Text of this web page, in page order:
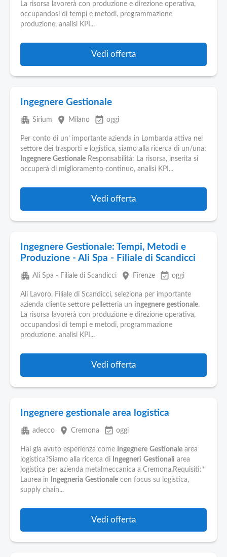
La risorsa lavorerà con produzione e direzione operativa,
occupandosi di tempi e metodi, programmazione
produzione, analisi KPI...
Vedi offerta
Ingegnere Gestionale
apartment Sirium place Milano event_available oggi
Per conto di un’ importante azienda in Lombarda attiva nel
settore dei trasporti e logistica, siamo alla ricerca di un/una:
Ingegnere Gestionale Responsabilità: La risorsa, inserita si
occuperà di miglioramento continuo, analisi KPI...
Vedi offerta
Ingegnere Gestionale: Tempi, Metodi e
Produzione - Ali Spa - Filiale di Scandicci
apartment Ali Spa - Filiale di Scandicci place Firenze event_available oggi
Ali Lavoro, Filiale di Scandicci, seleziona per importante
azienda cliente settore pelletteria un ingegnere gestionale.
La risorsa lavorerà con produzione e direzione operativa,
occupandosi di tempi e metodi, programmazione
produzione, analisi KPI...
Vedi offerta
Ingegnere gestionale area logistica
apartment adecco place Cremona event_available oggi
Hai gia avuto esperienza come Ingegnere Gestionale area
logistica?Siamo alla ricerca di
Ingegneri Gestionali area
logistica per azienda metalmeccanica a Cremona.Requisiti:*
Laurea in
Ingegneria Gestionale con focus su logistica,
supply chain...
Vedi offerta